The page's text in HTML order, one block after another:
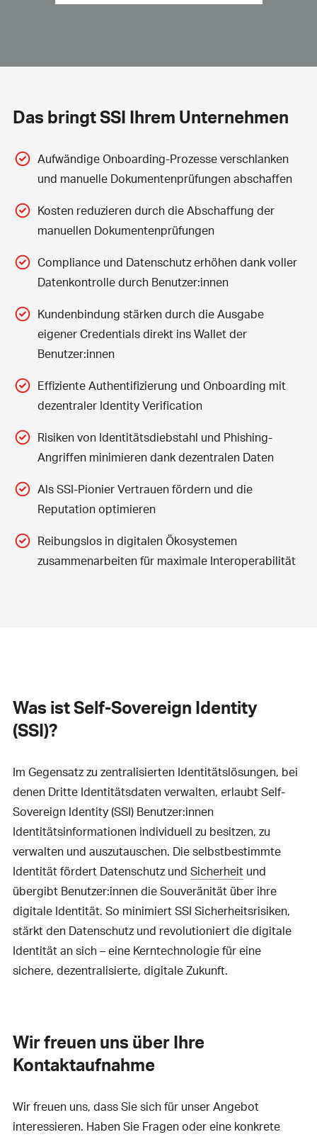
Das bringt SSI Ihrem Unternehmen
Aufwändige Onboarding-Prozesse verschlanken
und manuelle Dokumentenprüfungen abschaffen
Kosten reduzieren durch die Abschaffung der
manuellen Dokumentenprüfungen
Compliance und Datenschutz erhöhen dank voller
Datenkontrolle durch Benutzer:innen
Kundenbindung stärken durch die Ausgabe
eigener Credentials direkt ins Wallet der
Benutzer:innen
Effiziente Authentifizierung und Onboarding mit
dezentraler Identity Verification
Risiken von Identitätsdiebstahl und Phishing-
Angriffen minimieren dank dezentralen Daten
Als SSI-Pionier Vertrauen fördern und die
Reputation optimieren
Reibungslos in digitalen Ökosystemen
zusammenarbeiten für maximale Interoperabilität
Was ist Self-Sovereign Identity
(SSI)?
Im Gegensatz zu zentralisierten Identitätslösungen, bei
denen Dritte Identitätsdaten verwalten, erlaubt Self-
Sovereign Identity (SSI) Benutzer:innen
Identitätsinformationen individuell zu besitzen, zu
verwalten und auszutauschen. Die selbstbestimmte
Identität fördert Datenschutz und Sicherheitund
übergibt Benutzer:innen die Souveränität über ihre
digitale Identität. So minimiert SSI Sicherheitsrisiken,
stärkt den Datenschutz und revolutioniert die digitale
Identität an sich – eine Kerntechnologie für eine
sichere, dezentralisierte, digitale Zukunft.
Wir freuen uns über Ihre
Kontaktaufnahme
Wir freuen uns, dass Sie sich für unser Angebot
interessieren. Haben Sie Fragen oder eine konkrete